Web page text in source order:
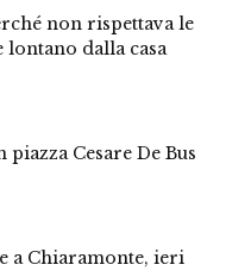
non rispettava le
dalla casa
Cesare De Bus
a Chiaramonte, ieri